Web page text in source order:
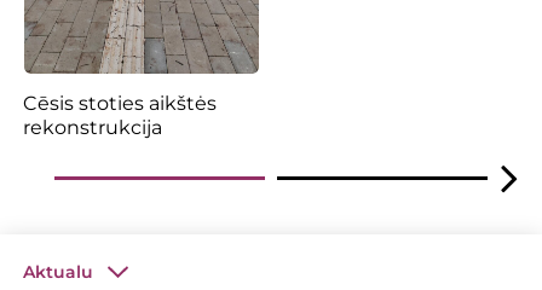
Cēsis stoties aikštės
rekonstrukcija
Aktualu